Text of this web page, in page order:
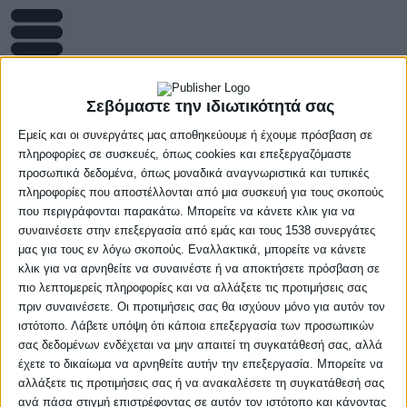
Σεβόμαστε την ιδιωτικότητά σας
Εμείς και οι συνεργάτες μας αποθηκεύουμε ή έχουμε πρόσβαση σε
πληροφορίες σε συσκευές, όπως cookies και επεξεργαζόμαστε
προσωπικά δεδομένα, όπως μοναδικά αναγνωριστικά και τυπικές
πληροφορίες που αποστέλλονται από μια συσκευή για τους σκοπούς
που περιγράφονται παρακάτω. Μπορείτε να κάνετε κλικ για να
συναινέσετε στην επεξεργασία από εμάς και τους 1538 συνεργάτες
μας για τους εν λόγω σκοπούς. Εναλλακτικά, μπορείτε να κάνετε
κλικ για να αρνηθείτε να συναινέστε ή να αποκτήσετε πρόσβαση σε
πιο λεπτομερείς πληροφορίες και να αλλάξετε τις προτιμήσεις σας
πριν συναινέσετε. Οι προτιμήσεις σας θα ισχύουν μόνο για αυτόν τον
ιστότοπο. Λάβετε υπόψη ότι κάποια επεξεργασία των προσωπικών
σας δεδομένων ενδέχεται να μην απαιτεί τη συγκατάθεσή σας, αλλά
έχετε το δικαίωμα να αρνηθείτε αυτήν την επεξεργασία. Μπορείτε να
αλλάξετε τις προτιμήσεις σας ή να ανακαλέσετε τη συγκατάθεσή σας
ανά πάσα στιγμή επιστρέφοντας σε αυτόν τον ιστότοπο και κάνοντας
Final 4 W Rising Stars:
Στην τρίτη θέση ο
Παναθηναϊκός
15 Μαρτίου, 2026
Επειτα από ένα συναρπαστικό από πλευράς εξέλιξης ματς, ο
Παναθηναϊκός κατέλαβε την Τρίτη θέση τουFinal 4 W
Rising Starsεπικρατώντας στον μικρό τελικό της
Ανόρθωσις Βόλουμε 70-65, για δεύτερη συνεχόμενη
χρονιά.